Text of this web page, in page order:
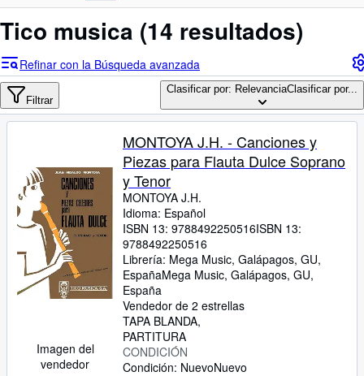
Mi cuenta
Cerrar sesión
Búsqueda avanzada
Libros antiguos
Arte y coleccionismo
Vendedores
Comenzar a vender
Ayuda
CERRAR
Tico musica (14 resultados)
Refinar con la Búsqueda avanzada
Filtrar
Clasificar por: RelevanciaClasificar por...
Imagen del
vendedor
MONTOYA J.H. - Canciones y
Piezas para Flauta Dulce Soprano
y Tenor
MONTOYA J.H.
Idioma: Español
ISBN 13: 9788492250516ISBN 13:
9788492250516
Librería: Mega Music, Galápagos, GU,
EspañaMega Music, Galápagos, GU,
España
Vendedor de 2 estrellas
TAPA BLANDA
PARTITURA
CONDICIÓN
Condición: NuevoNuevo